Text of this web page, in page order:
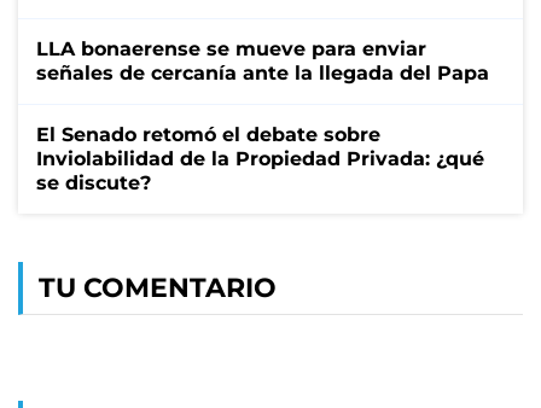
LLA bonaerense se mueve para enviar
señales de cercanía ante la llegada del Papa
El Senado retomó el debate sobre
Inviolabilidad de la Propiedad Privada: ¿qué
se discute?
TU COMENTARIO